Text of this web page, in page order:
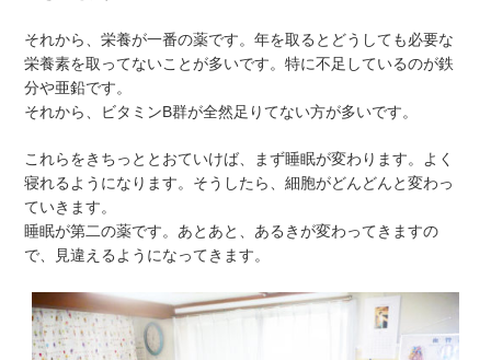
それから、栄養が一番の薬です。年を取るとどうしても必要な
栄養素を取ってないことが多いです。特に不足しているのが鉄
分や亜鉛です。
それから、ビタミンB群が全然足りてない方が多いです。
これらをきちっととおていけば、まず睡眠が変わります。よく
寝れるようになります。そうしたら、細胞がどんどんと変わっ
ていきます。
睡眠が第二の薬です。あとあと、あるきが変わってきますの
で、見違えるようになってきます。